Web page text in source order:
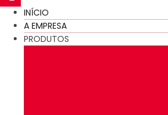
INÍCIO
A EMPRESA
PRODUTOS